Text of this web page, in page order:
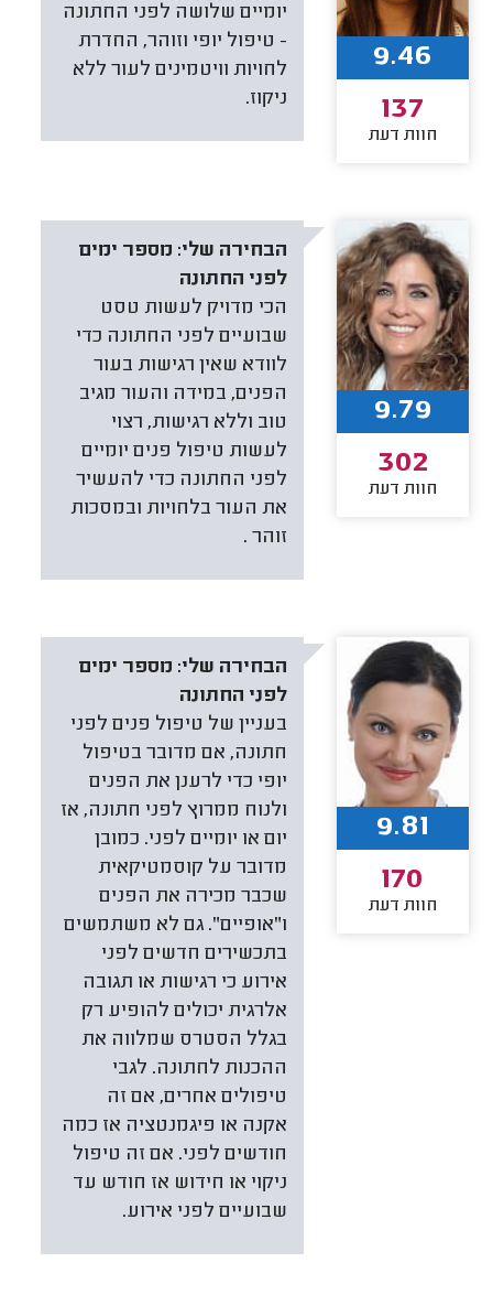
יומיים שלושה לפני החתונה
- טיפול יופי וזוהר, החדרת
לחויות וויטמינים לעור ללא
ניקוז.
9.46
137
חוות דעת
הבחירה שלי: מספר ימים
לפני החתונה
הכי מדויק לעשות טסט
שבועיים לפני החתונה כדי
לוודא שאין רגישות בעור
הפנים, במידה והעור מגיב
טוב וללא רגישות, רצוי
לעשות טיפול פנים יומיים
לפני החתונה כדי להעשיר
את העור בלחויות ובמסכות
זוהר .
9.79
302
חוות דעת
הבחירה שלי: מספר ימים
לפני החתונה
בעניין של טיפול פנים לפני
חתונה, אם מדובר בטיפול
יופי כדי לרענן את הפנים
ולנוח ממרוץ לפני חתונה, אז
יום או יומיים לפני. כמובן
מדובר על קוסמטיקאית
שכבר מכירה את הפנים
ו"אופיים". גם לא משתמשים
בתכשירים חדשים לפני
אירוע כי רגישות או תגובה
אלרגית יכולים להופיע רק
בגלל הסטרס שמלווה את
ההכנות לחתונה. לגבי
טיפולים אחרים, אם זה
אקנה או פיגמנטציה אז כמה
חודשים לפני. אם זה טיפול
ניקוי או חידוש אז חודש עד
שבועיים לפני אירוע.
9.81
170
חוות דעת